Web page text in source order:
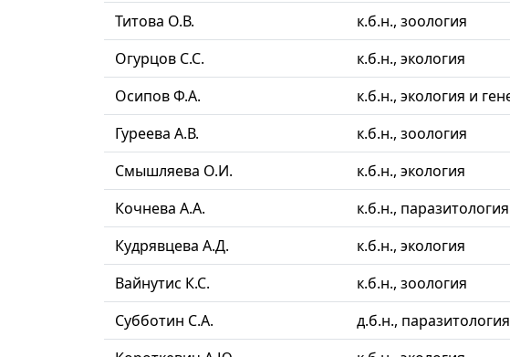
Титова О.В.
к.б.н., зоология
Огурцов С.С.
к.б.н., экология
Осипов Ф.А.
к.б.н., экология и
Гуреева А.В.
к.б.н., зоология
Смышляева О.И.
к.б.н., экология
Кочнева А.А.
к.б.н., паразитология
Кудрявцева А.Д.
к.б.н., экология
Вайнутис К.С.
к.б.н., зоология
Субботин С.А.
д.б.н., паразитология